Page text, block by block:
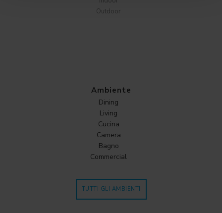
Outdoor
Ambiente
Dining
Living
Cucina
Camera
Bagno
Commercial
TUTTI GLI AMBIENTI